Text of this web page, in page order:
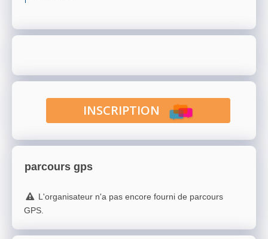
INSCRIPTION
parcours gps
L'organisateur n'a pas encore fourni de parcours
GPS.